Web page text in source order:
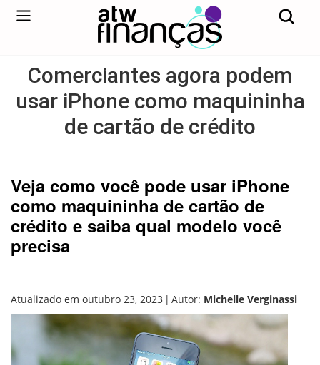
Comerciantes agora podem
usar iPhone como maquininha
de cartão de crédito
Veja como você pode usar iPhone
como maquininha de cartão de
crédito e saiba qual modelo você
precisa
Atualizado em outubro 23, 2023 | Autor: Michelle Verginassi